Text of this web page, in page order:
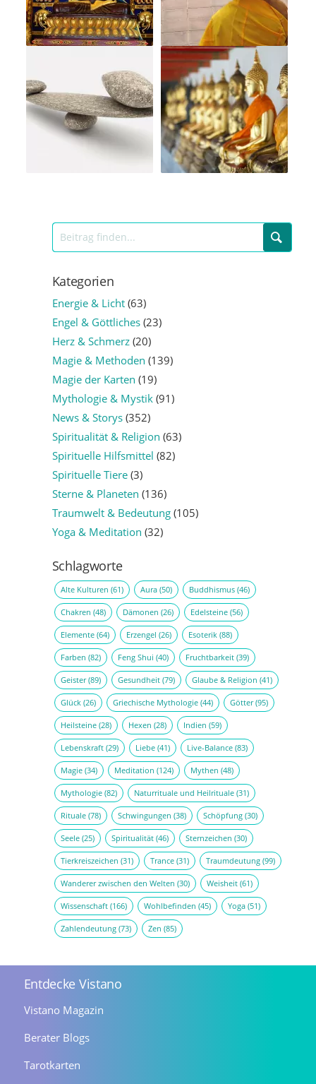
Kategorien
Energie & Licht(63)
Engel & Göttliches(23)
Herz & Schmerz(20)
Magie & Methoden (139)
Magie der Karten (19)
Mythologie & Mystik(91)
News & Storys(352)
Spiritualität & Religion (63)
Spirituelle Hilfsmittel (82)
Spirituelle Tiere(3)
Sterne & Planeten (136)
Traumwelt & Bedeutung(105)
Yoga & Meditation (32)
Schlagworte
Alte Kulturen (61) Aura(50) Buddhismus(46)
Chakren (48) Dämonen (26) Edelsteine(56)
Elemente(64) Erzengel (26) Esoterik(88)
Farben (82) Feng Shui (40) Fruchtbarkeit(39)
Geister(89) Gesundheit(79) Glaube & Religion (41)
Glück(26) Griechische Mythologie(44) Götter(95)
Heilsteine(28) Hexen (28) Indien (59)
Lebenskraft(29) Liebe(41) Live-Balance(83)
Magie(34) Meditation (124) Mythen (48)
Mythologie(82) Naturrituale und Heilrituale(31)
Rituale(78) Schwingungen (38) Schöpfung(30)
Seele(25) Spiritualität(46) Sternzeichen (30)
Tierkreiszeichen (31) Trance(31) Traumdeutung(99)
Wanderer zwischen den Welten (30) Weisheit(61)
Wissenschaft(166) Wohlbefinden (45) Yoga(51)
Zahlendeutung(73) Zen (85)
Entdecke Vistano
Vistano Magazin
Berater Blogs
Tarotkarten